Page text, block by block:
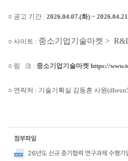
○ 공고 기간 : 2026.04.07.(화) ~
○ 사이트 : 중소기업기술마켓 >
○ 링 크 : 중소기업기술마켓 https://
○ 연락처 : 기술기획실 김동흔 사원
첨부파일
26년도 신규 중기협력 연구과제 수행기업 공모 및